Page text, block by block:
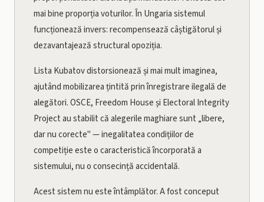
mai bine proporția voturilor. În Ungaria sistemul
funcționează invers: recompensează câștigătorul și
dezavantajează structural opoziția.
Lista Kubatov distorsionează și mai mult imaginea,
ajutând mobilizarea țintită prin înregistrare ilegală de
alegători. OSCE, Freedom House și Electoral Integrity
Project au stabilit că alegerile maghiare sunt „libere,
dar nu corecte" — inegalitatea condițiilor de
competiție este o caracteristică încorporată a
sistemului, nu o consecință accidentală.
Acest sistem nu este întâmplător. A fost conceput